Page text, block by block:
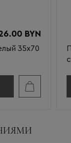
BYN
35х70